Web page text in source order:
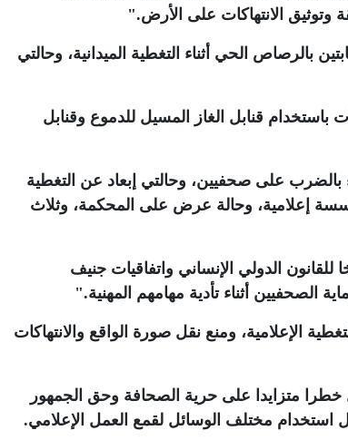
وتوثيق الانتهاكات على الأرض".
بين إصابتين بالرصاص الحي أثناء التغطية الميدانية، وحالتي
إطلاق نار مباشر تجاه الصحفيين، و5 اعتداءات باستخدام قنابل الغاز المسيل للدموع وقنابل
على صحفيين، وحالتي إبعاد عن التغطية
إعلامية، وحالة عرض على المحكمة، وثلاث
الدولي الإنساني واتفاقيات جنيف
الصحفيين أثناء تأدية مهامهم المهنية".
الإعلامية، ومنع نقل صورة الواقع والانتهاكات
متزايدا على حرية الصحافة وحق الجمهور
استخدام مختلف الوسائل لقمع العمل الإعلامي.